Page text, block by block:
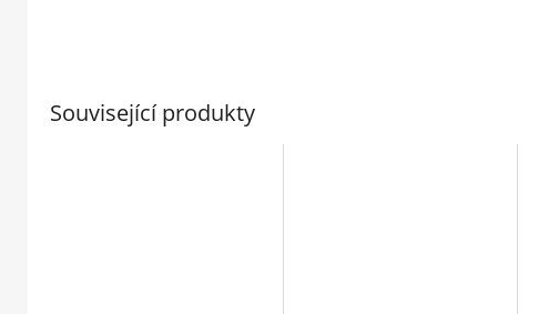
Související produkty